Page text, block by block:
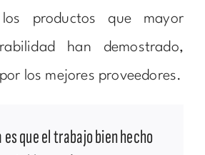
productos que mayor
han demostrado,
los mejores proveedores.
que el trabajo bien hecho